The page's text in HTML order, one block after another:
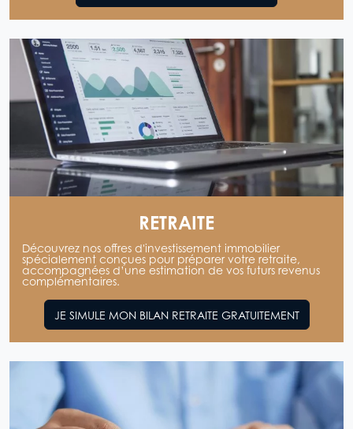
RETRAITE
Découvrez nos offres d'investissement immobilier
spécialement conçues pour préparer votre retraite,
accompagnées d’une estimation de vos futurs revenus
complémentaires.
JE SIMULE MON BILAN RETRAITE GRATUITEMENT